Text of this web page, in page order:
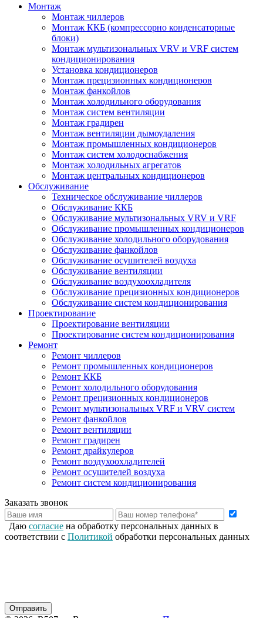
Монтаж
Монтаж чиллеров
Монтаж ККБ (компрессорно конденсаторные
блоки)
Монтаж мультизональных VRV и VRF систем
кондиционирования
Установка кондиционеров
Монтаж прецизионных кондиционеров
Монтаж фанкойлов
Монтаж холодильного оборудования
Монтаж систем вентиляции
Монтаж градирен
Монтаж вентиляции дымоудаления
Монтаж промышленных кондиционеров
Монтаж систем холодоснабжения
Монтаж холодильных агрегатов
Монтаж центральных кондиционеров
Обслуживание
Техническое обслуживание чиллеров
Обслуживание ККБ
Обслуживание мультизональных VRV и VRF
Обслуживание промышленных кондиционеров
Обслуживание холодильного оборудования
Обслуживание фанкойлов
Обслуживание осушителей воздуха
Обслуживание вентиляции
Обслуживание воздухоохладителя
Обслуживание прецизионных кондиционеров
Обслуживание систем кондиционирования
Проектирование
Проектирование вентиляции
Проектирование систем кондиционирования
Ремонт
Ремонт чиллеров
Ремонт промышленных кондиционеров
Ремонт ККБ
Ремонт холодильного оборудования
Ремонт прецизионных кондиционеров
Ремонт мультизональных VRF и VRV систем
Ремонт фанкойлов
Ремонт вентиляции
Ремонт градирен
Ремонт драйкулеров
Ремонт воздухоохладителей
Ремонт осушителей воздуха
Ремонт систем кондиционирования
Заказать звонок
Даю согласие на обработку персональных данных в
соответствии с Политикой обработки персональных данных